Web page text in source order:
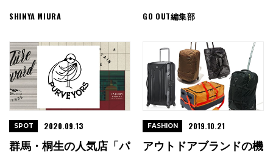
SHINYA MIURA GO OUT編集部
群馬・桐生の人気店「パ
SPOT 2020.09.13
アウトドアブランドの機
FASHION 2019.10.21